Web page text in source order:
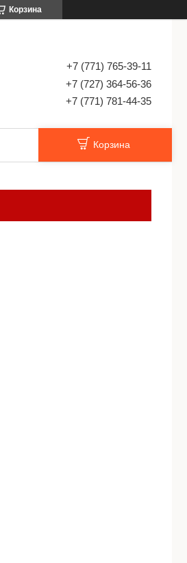
Корзина
+7 (771) 765-39-11
+7 (727) 364-56-36
+7 (771) 781-44-35
Корзина